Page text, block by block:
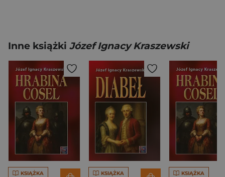
Inne książki Józef Ignacy Kraszewski
KSIĄŻKA KSIĄŻKA KSIĄŻKA